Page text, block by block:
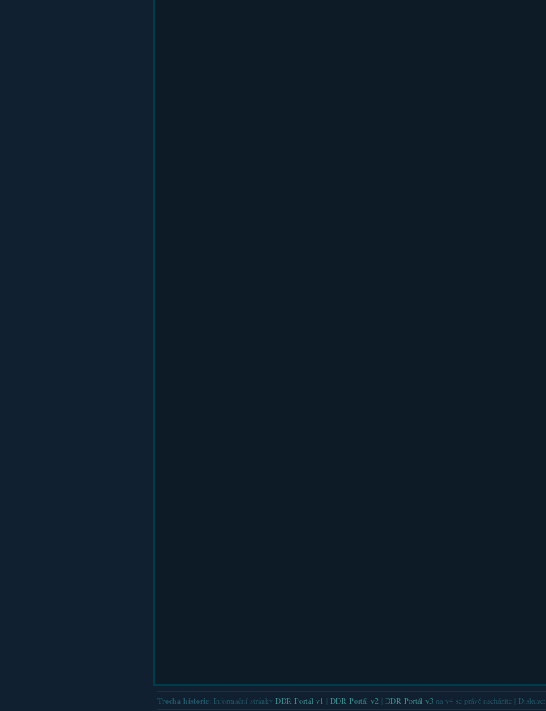
Trocha historie: Informační stránky DDR Portál v1 DDR Portál v2| DDR Portál v3na v4 se právě nacházíte | Diskuze: